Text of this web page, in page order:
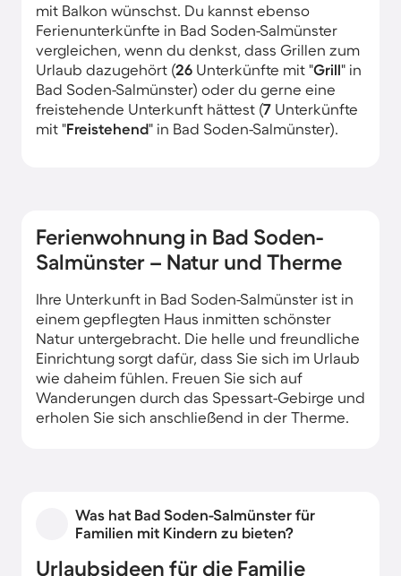
mit Balkon wünschst. Du kannst ebenso
Ferienunterkünfte in Bad Soden-Salmünster
vergleichen, wenn du denkst, dass Grillen zum
Urlaub dazugehört (26 Unterkünfte mit "Grill" in
Bad Soden-Salmünster) oder du gerne eine
freistehende Unterkunft hättest (7 Unterkünfte
mit "Freistehend" in Bad Soden-Salmünster).
Ferienwohnung in Bad Soden-
Salmünster – Natur und Therme
Ihre Unterkunft in Bad Soden-Salmünster ist in
einem gepflegten Haus inmitten schönster
Natur untergebracht. Die helle und freundliche
Einrichtung sorgt dafür, dass Sie sich im Urlaub
wie daheim fühlen. Freuen Sie sich auf
Wanderungen durch das Spessart-Gebirge und
erholen Sie sich anschließend in der Therme.
Was hat Bad Soden-Salmünster für
Familien mit Kindern zu bieten?
Urlaubsideen für die Familie